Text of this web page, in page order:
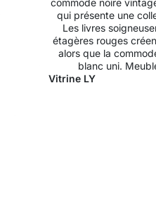
Vitrine LY